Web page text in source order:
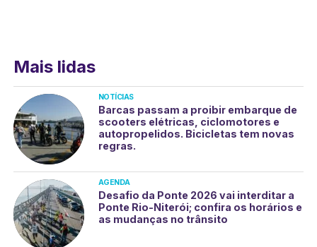
Mais lidas
NOTÍCIAS
Barcas passam a proibir embarque de
scooters elétricas, ciclomotores e
autopropelidos. Bicicletas tem novas
regras.
AGENDA
Desafio da Ponte 2026 vai interditar a
Ponte Rio-Niterói; confira os horários e
as mudanças no trânsito